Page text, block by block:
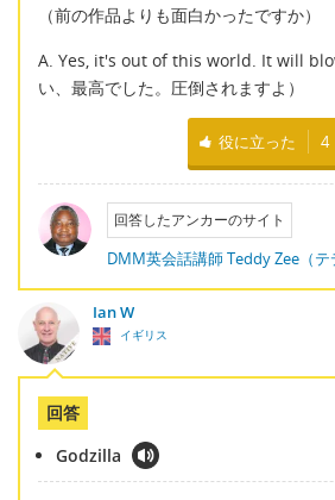
（前の作品よりも面白かったですか）
A. Yes, it's out of this world. It will
い、最高でした。圧倒されますよ）
役に立った 4
回答したアンカーのサイト
DMM英会話講師 Teddy Zee（テ
Ian W
イギリス
回答
Godzilla